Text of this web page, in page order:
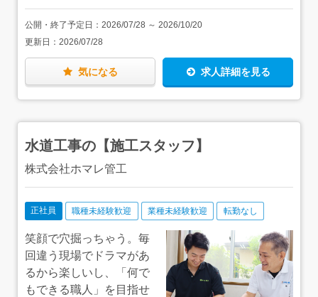
くことができます。
公開・終了予定日： 2026/07/28 ～ 2026/10/20
更新日： 2026/07/28
気になる 求人詳細を見る
水道工事の【施工スタッフ】
株式会社ホマレ管工
正社員 職種未経験歓迎 業種未経験歓迎 転勤なし
笑顔で穴掘っちゃう。毎
回違う現場でドラマがあ
るから楽しいし、「何で
もできる職人」を目指せ